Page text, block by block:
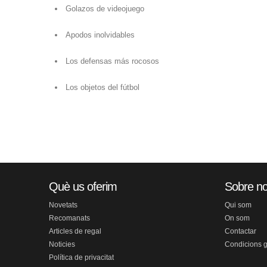
Golazos de videojuego
Apodos inolvidables
Los defensas más rocosos
Los objetos del fútbol
Què us oferim
Novetats
Recomanats
Articles de regal
Noticies
Política de privacitat
Sobre
Qui som
On som
Contactar
Condicions